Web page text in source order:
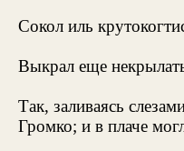
Сокол иль
Выкрал еще
Так, заливаясь
Громко; и в плаче